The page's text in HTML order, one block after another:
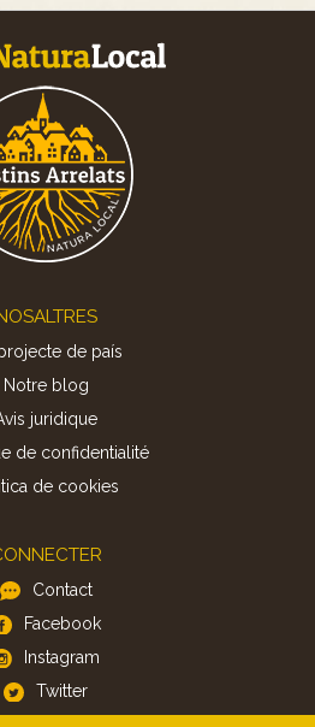
de país
Notre blog
juridique
de confidentialité
de cookies
Contact
Facebook
Instagram
Twitter